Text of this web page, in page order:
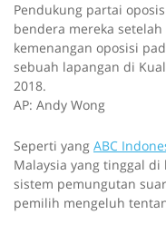
Pendukung partai
bendera mereka
kemenangan oposisi
sebuah lapangan di
2018.
AP: Andy Wong
Seperti yang ABC
Malaysia yang tinggal
sistem pemungutan
pemilih mengeluh